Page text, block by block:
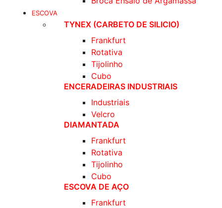
ESCOVA
TYNEX (CARBETO DE SILICIO)
Frankfurt
Rotativa
Tijolinho
Cubo
ENCERADEIRAS INDUSTRIAIS
Industriais
Velcro
DIAMANTADA
Frankfurt
Rotativa
Tijolinho
Cubo
ESCOVA DE AÇO
Frankfurt